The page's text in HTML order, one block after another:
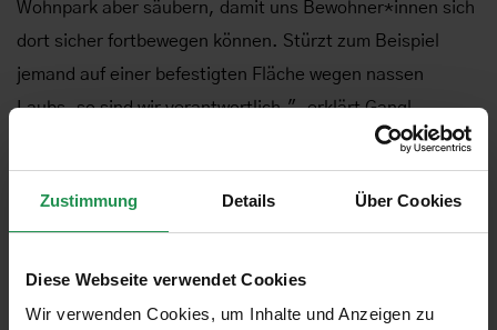
Zustimmung Details Über Cookies
Diese Webseite verwendet Cookies
Wir verwenden Cookies, um Inhalte und Anzeigen zu
Wohnpark aber säubern, damit uns Bewohner*innen sich
dort sicher fortbewegen können. Stürzt zum Beispiel
jemand auf einer befestigten Fläche wegen nassen
Laubs, so sind wir verantwortlich.", erklärt Gangl.
verantwortlich"
jedoch nicht nur das Verdienst des Gärtnerteams. Man
merkt, dass Alterlaa eine große Gemeinschaft ist, in der